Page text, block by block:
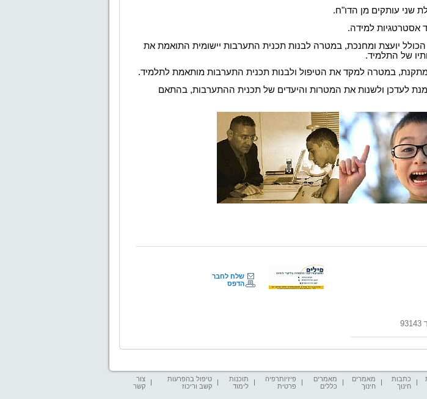
שני עותקים מן הדו"ח.
אסטרטגיות למידה.
הכולל יועצת ומחנכת, במטרה לבנות תכנית התערבות יישומית התואמת את
של התלמיד.
במטרה למקד את הטיפול ולבנות תכנית התערבות מותאמת לתלמיד.
לעדכן ולשנות את המטרות והיעדים של תכנית ההתערבות, בהתאם
שלח לחבר
הדפס
כתבות
חינוך
מאמרים
חינוך
מאמרים
כללים
פיזיותרפיה
פרטית
תוכנות
לימוד
טיפול בהפרעות
קשב וריכוז
צור
קשר